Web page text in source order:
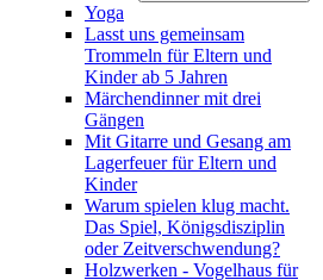
Yoga
Lasst uns gemeinsam
Trommeln für Eltern und
Kinder ab 5 Jahren
Märchendinner mit drei
Gängen
Mit Gitarre und Gesang am
Lagerfeuer für Eltern und
Kinder
Warum spielen klug macht.
Das Spiel, Königsdisziplin
oder Zeitverschwendung?
Holzwerken - Vogelhaus für